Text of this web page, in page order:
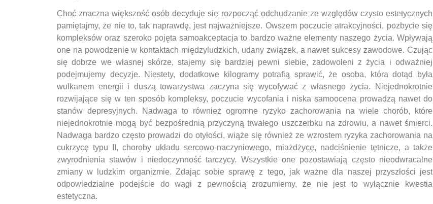
Choć znaczna większość osób decyduje się rozpocząć odchudzanie ze względów czysto estetycznych
pamiętajmy, że nie to, tak naprawdę, jest najważniejsze. Owszem poczucie atrakcyjności, pozbycie się
kompleksów oraz szeroko pojęta samoakceptacja to bardzo ważne elementy naszego życia. Wpływają
one na powodzenie w kontaktach międzyludzkich, udany związek, a nawet sukcesy zawodowe. Czując
się dobrze we własnej skórze, stajemy się bardziej pewni siebie, zadowoleni z życia i odważniej
podejmujemy decyzje. Niestety, dodatkowe kilogramy potrafią sprawić, że osoba, która dotąd była
wulkanem energii i duszą towarzystwa zaczyna się wycofywać z własnego życia. Niejednokrotnie
rozwijające się w ten sposób kompleksy, poczucie wycofania i niska samoocena prowadzą nawet do
stanów depresyjnych. Nadwaga to również ogromne ryzyko zachorowania na wiele chorób, które
niejednokrotnie mogą być bezpośrednią przyczyną trwałego uszczerbku na zdrowiu, a nawet śmierci.
Nadwaga bardzo często prowadzi do otyłości, wiąże się również ze wzrostem ryzyka zachorowania na
cukrzycę typu II, choroby układu sercowo-naczyniowego, miażdżycę, nadciśnienie tętnicze, a także
zwyrodnienia stawów i niedoczynność tarczycy. Wszystkie one pozostawiają często nieodwracalne
zmiany w ludzkim organizmie. Zdając sobie sprawę z tego, jak ważne dla naszej przyszłości jest
odpowiedzialne podejście do wagi z pewnością zrozumiemy, że nie jest to wyłącznie kwestia
estetyczna.